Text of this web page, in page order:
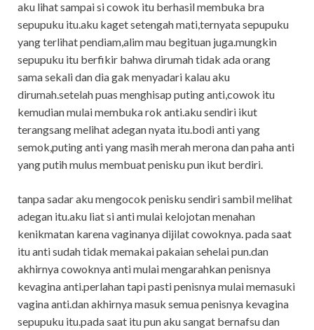
aku lihat sampai si cowok itu berhasil membuka bra
sepupuku itu.aku kaget setengah mati,ternyata sepupuku
yang terlihat pendiam,alim mau begituan juga.mungkin
sepupuku itu berfikir bahwa dirumah tidak ada orang
sama sekali dan dia gak menyadari kalau aku
dirumah.setelah puas menghisap puting anti,cowok itu
kemudian mulai membuka rok anti.aku sendiri ikut
terangsang melihat adegan nyata itu.bodi anti yang
semok,puting anti yang masih merah merona dan paha anti
yang putih mulus membuat penisku pun ikut berdiri.
tanpa sadar aku mengocok penisku sendiri sambil melihat
adegan itu.aku liat si anti mulai kelojotan menahan
kenikmatan karena vaginanya dijilat cowoknya. pada saat
itu anti sudah tidak memakai pakaian sehelai pun.dan
akhirnya cowoknya anti mulai mengarahkan penisnya
kevagina anti.perlahan tapi pasti penisnya mulai memasuki
vagina anti.dan akhirnya masuk semua penisnya kevagina
sepupuku itu.pada saat itu pun aku sangat bernafsu dan